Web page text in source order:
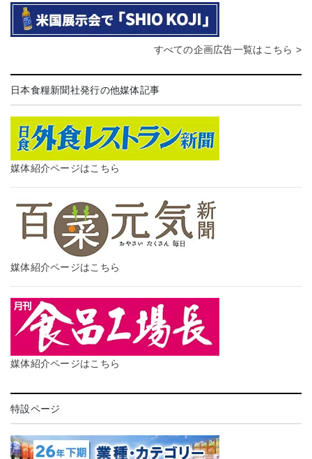
すべての企画広告一覧はこちら >
日本食糧新聞社発行の他媒体記事
媒体紹介ページはこちら
媒体紹介ページはこちら
媒体紹介ページはこちら
特設ページ